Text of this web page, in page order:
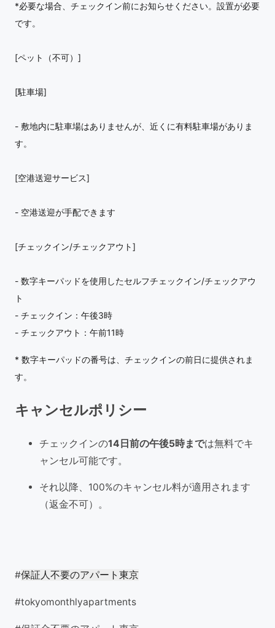
*必要な場合、チェックイン前にお知らせください。設置が必要
です。
[ペット（不可）]
[駐車場]
- 敷地内に駐車場はありませんが、近くに有料駐車場がありま
す。
[空港送迎サービス]
- 空港送迎が手配できます
[チェックイン/チェックアウト]
- 数字キーパッドを使用したセルフチェックイン/チェックアウ
ト
- チェックイン：午後3時
- チェックアウト：午前11時
* 数字キーパッドの番号は、チェックインの前日に提供されま
す。
キャンセルポリシー
チェックインの14日前の午後5時までは無料でキ
ャンセル可能です。
それ以降、100%のキャンセル料が適用されます
（返金不可）。
#保証人不要のアパート東京
#tokyomonthlyapartments